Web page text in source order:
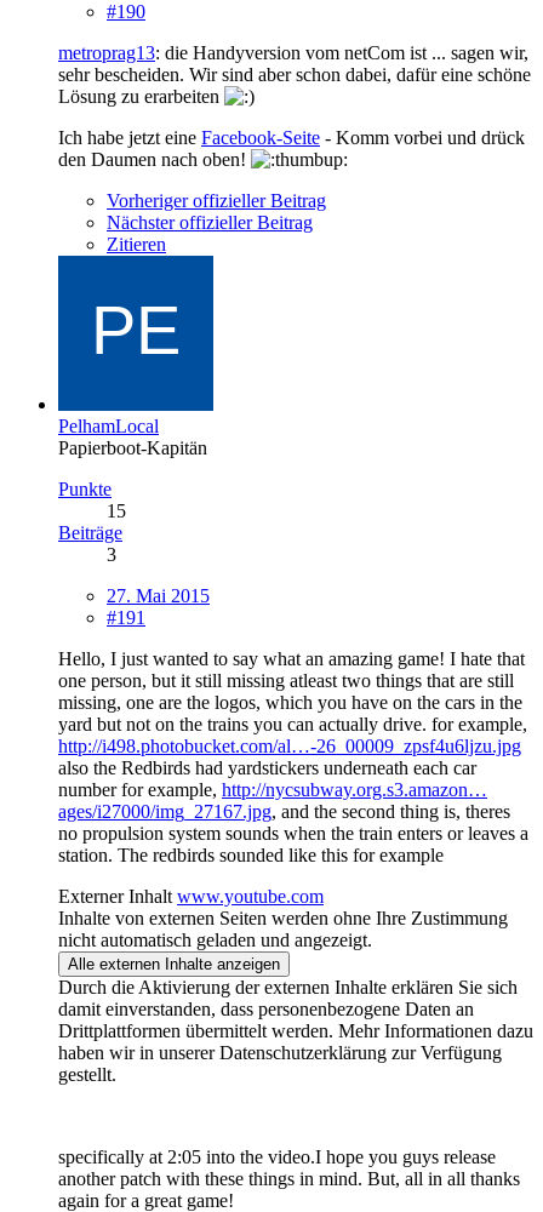
#190
metroprag13: die Handyversion vom netCom ist ... sagen wir,
sehr bescheiden. Wir sind aber schon dabei, dafür eine schöne
Lösung zu erarbeiten
Ich habe jetzt eine Facebook-Seite - Komm vorbei und drück
den Daumen nach oben!
Vorheriger offizieller Beitrag
Nächster offizieller Beitrag
Zitieren
PelhamLocal
Papierboot-Kapitän
Punkte
15
Beiträge
3
27. Mai 2015
#191
Hello, I just wanted to say what an amazing game! I hate that
one person, but it still missing atleast two things that are still
missing, one are the logos, which you have on the cars in the
yard but not on the trains you can actually drive. for example,
http://i498.photobucket.com/al…-26_00009_zpsf4u6ljzu.jpg
also the Redbirds had yardstickers underneath each car
number for example, http://nycsubway.org.s3.amazon…
ages/i27000/img_27167.jpg, and the second thing is, theres
no propulsion system sounds when the train enters or leaves a
station. The redbirds sounded like this for example
Externer Inhalt www.youtube.com
Inhalte von externen Seiten werden ohne Ihre Zustimmung
nicht automatisch geladen und angezeigt.
Alle externen Inhalte anzeigen
Durch die Aktivierung der externen Inhalte erklären Sie sich
damit einverstanden, dass personenbezogene Daten an
Drittplattformen übermittelt werden. Mehr Informationen dazu
haben wir in unserer Datenschutzerklärung zur Verfügung
gestellt.
specifically at 2:05 into the video.I hope you guys release
another patch with these things in mind. But, all in all thanks
again for a great game!